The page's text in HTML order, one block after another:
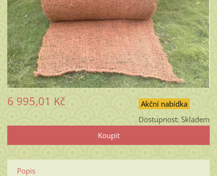
Akční nabídka
Dostupnost: Skladem
6 995,01 Kč
Popis